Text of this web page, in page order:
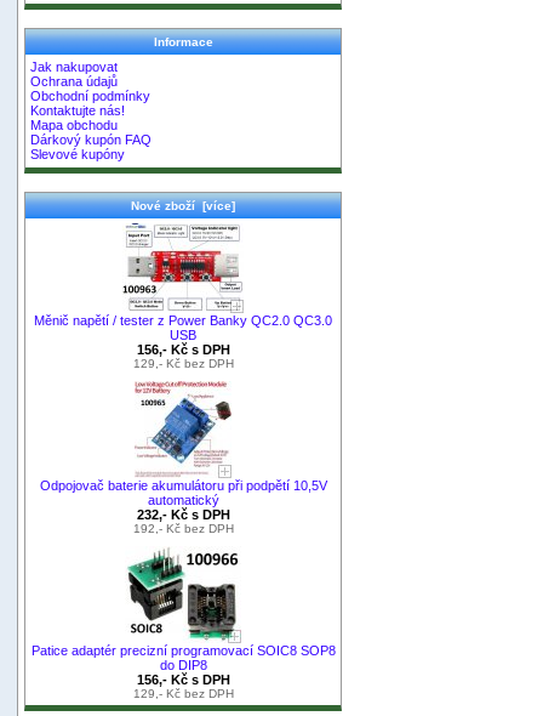
Informace
Jak nakupovat
Ochrana údajů
Obchodní podmínky
Kontaktujte nás!
Mapa obchodu
Dárkový kupón FAQ
Slevové kupóny
Nové zboží [více]
Měnič napětí / tester z Power Banky QC2.0 QC3.0
USB
156,- Kč s DPH
129,- Kč bez DPH
Odpojovač baterie akumulátoru při podpětí 10,5V
automatický
232,- Kč s DPH
192,- Kč bez DPH
Patice adaptér precizní programovací SOIC8 SOP8
do DIP8
156,- Kč s DPH
129,- Kč bez DPH